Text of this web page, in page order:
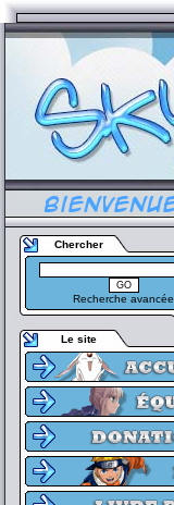
Chercher
Recherche avancée
Le site